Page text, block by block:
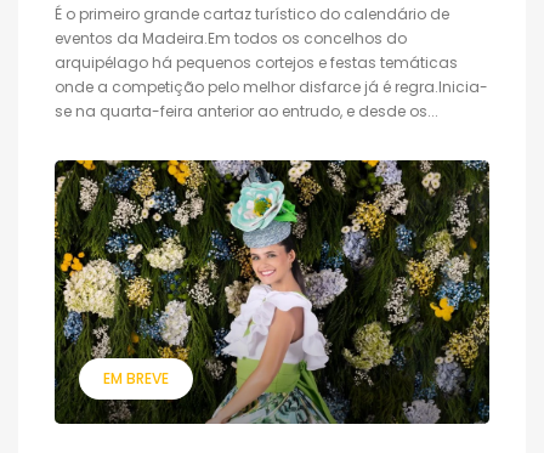
É o primeiro grande cartaz turístico do calendário de
eventos da Madeira.Em todos os concelhos do
arquipélago há pequenos cortejos e festas temáticas
onde a competição pelo melhor disfarce já é regra.Inicia-
se na quarta-feira anterior ao entrudo, e desde os...
EM BREVE